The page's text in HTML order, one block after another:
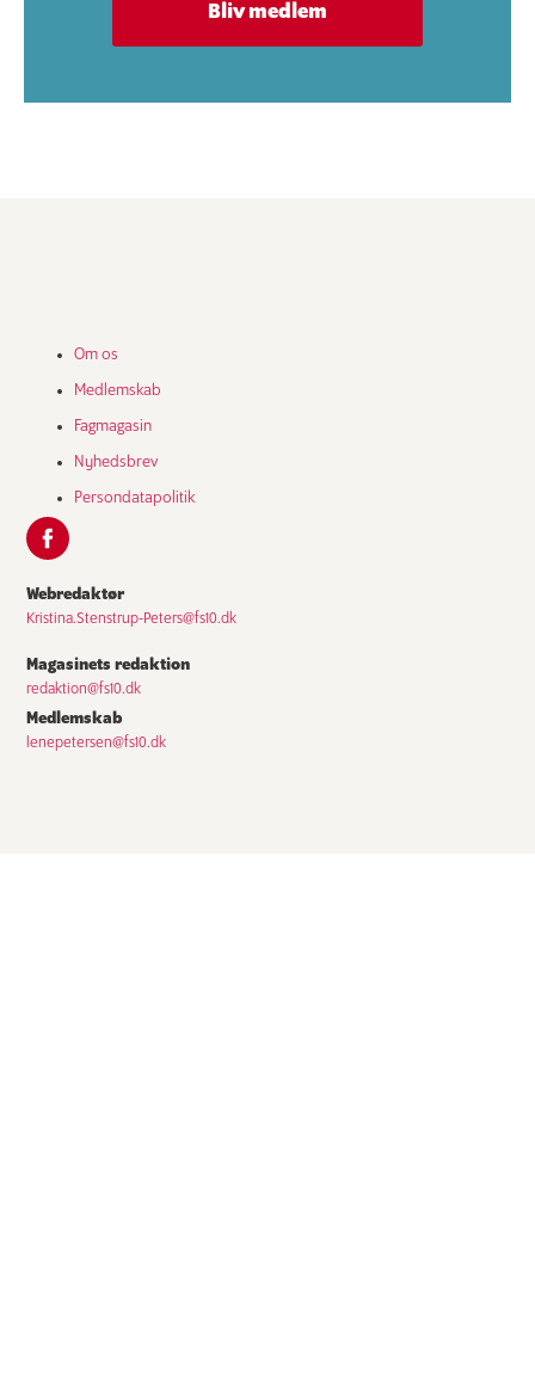
Bliv medlem
Om os
Medlemskab
Fagmagasin
Nyhedsbrev
Persondatapolitik
Webredaktør
Kristina.Stenstrup-Peters@fs10.dk
Magasinets redaktion
redaktion@fs10.dk
Medlemskab
lenepetersen@fs10.dk